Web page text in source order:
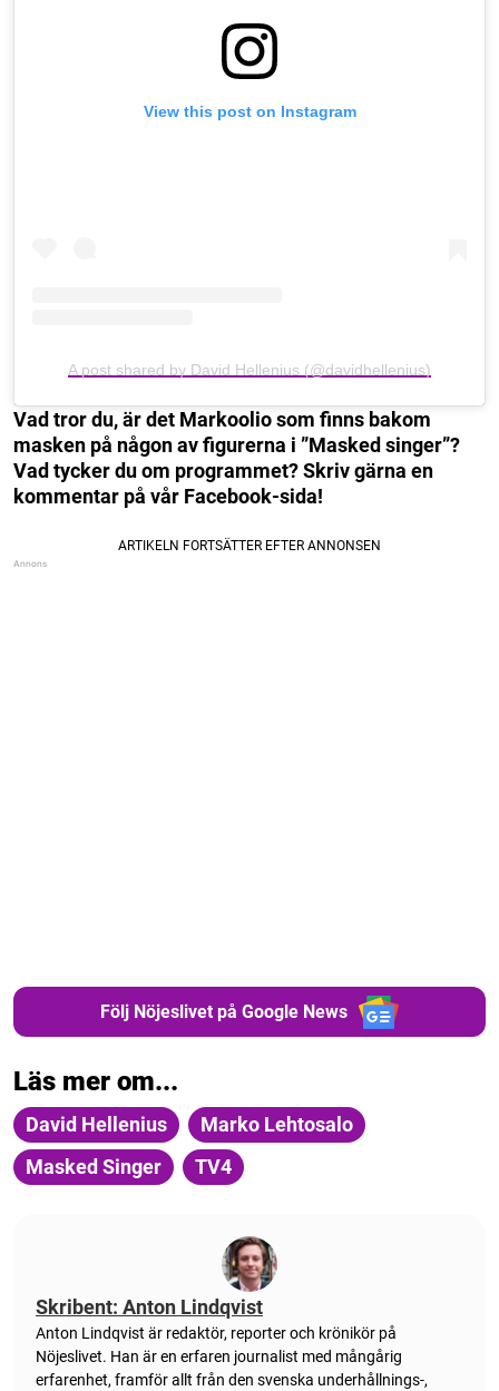
View this post on Instagram
A post shared by David Hellenius (@davidhellenius)
Vad tror du, är det Markoolio som finns bakom
masken på någon av figurerna i ”Masked singer”?
Vad tycker du om programmet? Skriv gärna en
kommentar på vår Facebook-sida!
Följ Nöjeslivet på Google News
Läs mer om...
David Hellenius
Marko Lehtosalo
Masked Singer
TV4
Skribent: Anton Lindqvist
Anton Lindqvist är redaktör, reporter och krönikör på
Nöjeslivet. Han är en erfaren journalist med mångårig
erfarenhet, framför allt från den svenska underhållnings-,